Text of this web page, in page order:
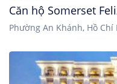
Căn hộ Somerset
Phường An Khánh, Hồ Chí